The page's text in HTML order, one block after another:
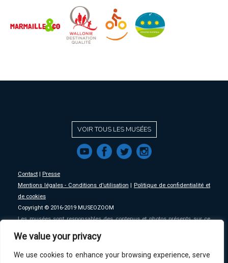
We value your privacy
We use cookies to enhance your browsing experience, serve
VOIR TOUS LES MUSÉES
f a b e
Contact | Presse
Mentions légales - Conditions d’utilisation | Politique de confidentialité et
de cookies
Copyright © 2016-2019 MUSEOZOOM
Les musées sont responsables des contenus et photos présents sur ce
An initative ofMSW.